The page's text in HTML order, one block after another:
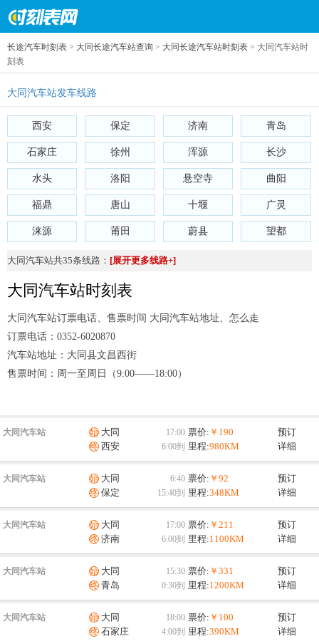
长途汽车时刻表 > 大同长途汽车站查询 > 大同长途汽车站时刻表 > 大同汽车站时
刻表
大同汽车站发车线路
西安 保定 济南 青岛
石家庄 徐州 浑源 长沙
水头 洛阳 悬空寺 曲阳
福鼎 唐山 十堰 广灵
涞源 莆田 蔚县 望都
大同汽车站共35条线路： [展开更多线路+]
大同汽车站时刻表
大同汽车站订票电话、售票时间 大同汽车站地址、怎么走
订票电话： 0352-6020870
汽车站地址： 大同县文昌西街
售票时间： 周一至周日（9:00——18:00）
大同汽车站
大同
西安
票价: ￥190
里程:980KM
预订
详细
大同汽车站
大同
保定
票价: ￥92
里程:348KM
预订
详细
大同汽车站
大同
济南
票价: ￥211
里程:1100KM
预订
详细
大同汽车站
大同
青岛
票价: ￥331
里程:1200KM
预订
详细
大同汽车站
大同
石家庄
票价: ￥100
里程:390KM
预订
详细